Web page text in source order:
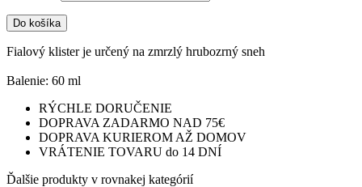
Do košíka
Fialový klister je určený na zmrzlý hrubozrný sneh
Balenie: 60 ml
RÝCHLE DORUČENIE
DOPRAVA ZADARMO NAD 75€
DOPRAVA KURIEROM AŽ DOMOV
VRÁTENIE TOVARU do 14 DNÍ
Ďalšie produkty v rovnakej kategórií